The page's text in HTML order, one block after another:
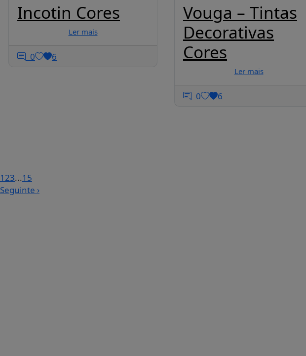
Incotin Cores
Ler mais
0 6
Vouga – Tintas
Decorativas
Cores
Ler mais
0 6
1 23...15
Seguinte ›